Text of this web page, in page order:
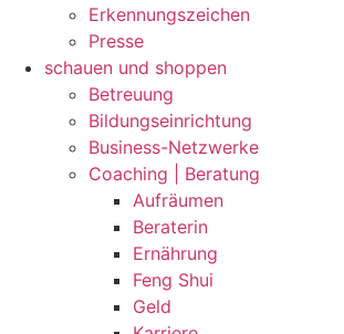
Erkennungszeichen
Presse
schauen und shoppen
Betreuung
Bildungseinrichtung
Business-Netzwerke
Coaching | Beratung
Aufräumen
Beraterin
Ernährung
Feng Shui
Geld